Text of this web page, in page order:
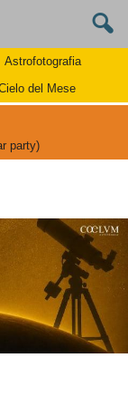
Astrofotografia
del Mese
party)